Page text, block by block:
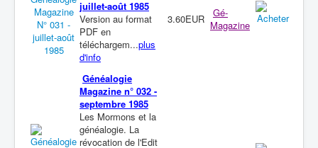
juillet-août 1985
Version au format
PDF en
téléchargem...plus
d'info
3.60EUR
Gé-
Magazine
Généalogie
Magazine n° 032 -
septembre 1985
Les Mormons et la
généalogie. La
révocation de l'Edit